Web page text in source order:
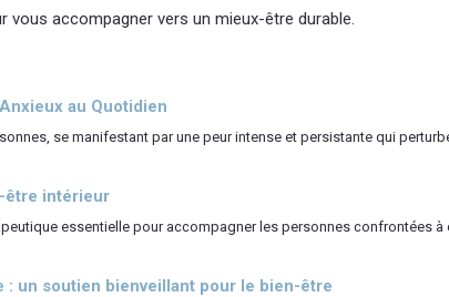
accompagner vers un mieux-être durable.
au Quotidien
se manifestant par une peur intense et persistante qui
être intérieur
essentielle pour accompagner les personnes confrontées
un soutien bienveillant pour le bien-être